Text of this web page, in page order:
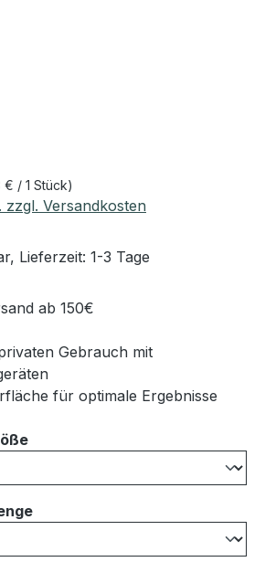
€ / 1 Stück)
zzgl. Versandkosten
Lieferzeit: 1-3 Tage
ab 150€
Gebrauch mit
für optimale Ergebnisse
auswählen
auswählen